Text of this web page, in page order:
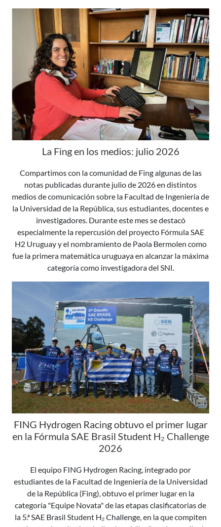
La Fing en los medios: julio 2026
Compartimos con la comunidad de Fing algunas de las
notas publicadas durante julio de 2026 en distintos
medios de comunicación sobre la Facultad de Ingeniería de
la Universidad de la República, sus estudiantes, docentes e
investigadores. Durante este mes se destacó
especialmente la repercusión del proyecto Fórmula SAE
H2 Uruguay y el nombramiento de Paola Bermolen como
fue la primera matemática uruguaya en alcanzar la máxima
categoría como investigadora del SNI.
FING Hydrogen Racing obtuvo el primer lugar
en la Fórmula SAE Brasil Student H₂ Challenge
2026
El equipo FING Hydrogen Racing, integrado por
estudiantes de la Facultad de Ingeniería de la Universidad
de la República (Fing), obtuvo el primer lugar en la
categoría "Equipe Novata" de las etapas clasificatorias de
la 5.ª SAE Brasil Student H₂ Challenge, en la que compiten